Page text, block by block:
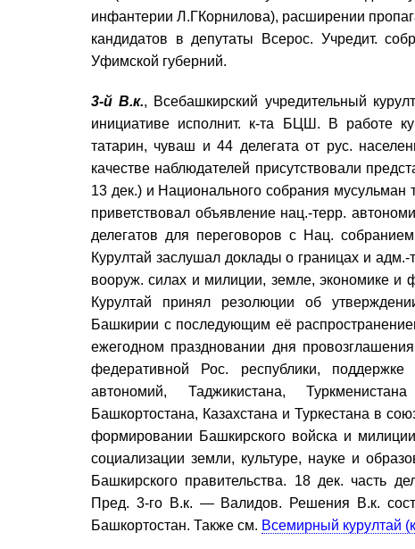
инфантерии Л.ГКорнилова), расширении
кандидатов в депутаты Всерос. Учредит.
Уфимской губерний.
3-й В.к., Всебашкирский учредительный
инициативе исполнит. к-та БЦШ. В работе
татарин, чуваш и 44 делегата от рус.
качестве наблюдателей присутствовали
13 дек.) и Национального собрания мусульман
приветствовал объявление нац.-терр.
делегатов для переговоров с Нац.
Курултай заслушал доклады о границах и
вооруж. силах и милиции, земле, экономике и
Курултай принял резолюции об
Башкирии с последующим её
ежегодном праздновании дня
федеративной Рос. республики,
автономий, Таджикистана,
Башкортостана, Казахстана и Туркестана в
формировании Башкирского войска и
социализации земли, культуре, науке и
Башкирского правительства. 18 дек. часть
Пред. 3-го В.к. — Валидов. Решения В.к.
Башкортостан. Также см. Всемирный курултай